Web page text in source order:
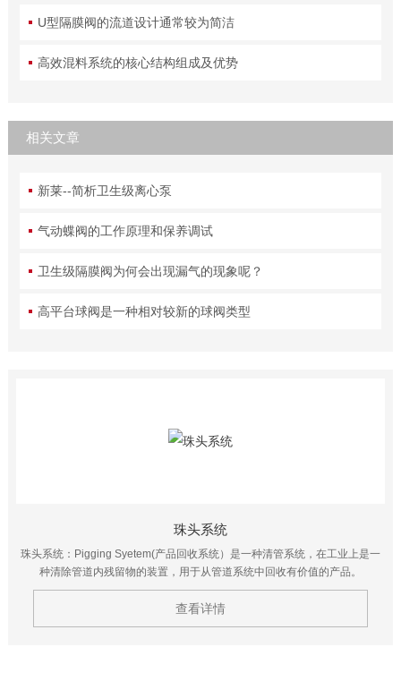
U型隔膜阀的流道设计通常较为简洁
高效混料系统的核心结构组成及优势
相关文章
新莱--简析卫生级离心泵
气动蝶阀的工作原理和保养调试
卫生级隔膜阀为何会出现漏气的现象呢？
高平台球阀是一种相对较新的球阀类型
珠头系统
珠头系统：Pigging Syetem(产品回收系统）是一种清管系统，在工业上是一
种清除管道内残留物的装置，用于从管道系统中回收有价值的产品。
查看详情